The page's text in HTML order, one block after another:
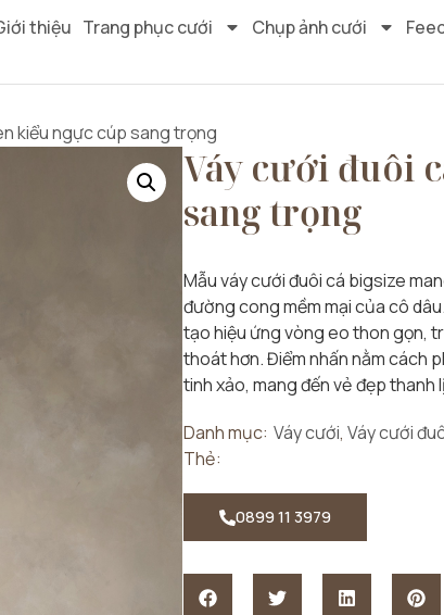
thiệu Trang phục cưới Chụp ảnh cưới
kiểu ngực cúp sang trọng
Váy cưới đuôi
sang trọng
Mẫu váy cưới đuôi cá bigsize
đường cong mềm mại của cô
tạo hiệu ứng vòng eo thon gọn,
thoát hơn. Điểm nhấn nằm cách
tinh xảo, mang đến vẻ đẹp thanh
Danh mục: Váy cưới, Váy cưới
Thẻ:
0899 11 3979